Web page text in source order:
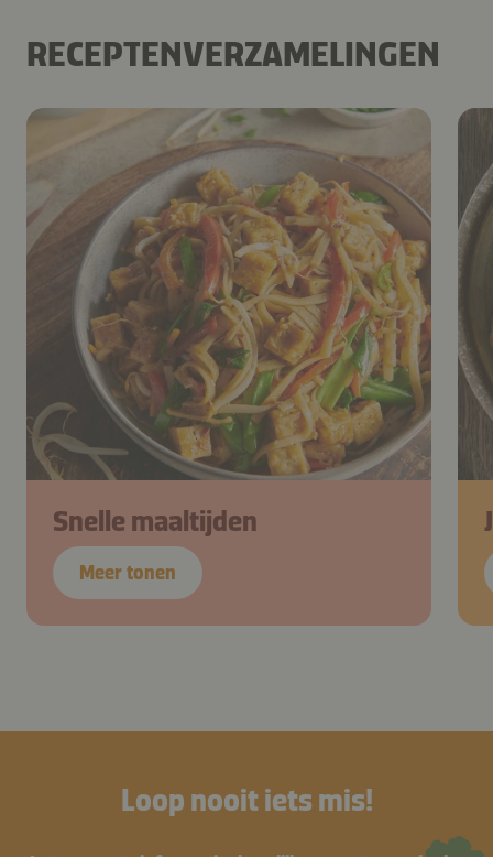
RECEPTENVERZAMELINGEN
Snelle maaltijden
Meer tonen
Loop nooit iets mis!